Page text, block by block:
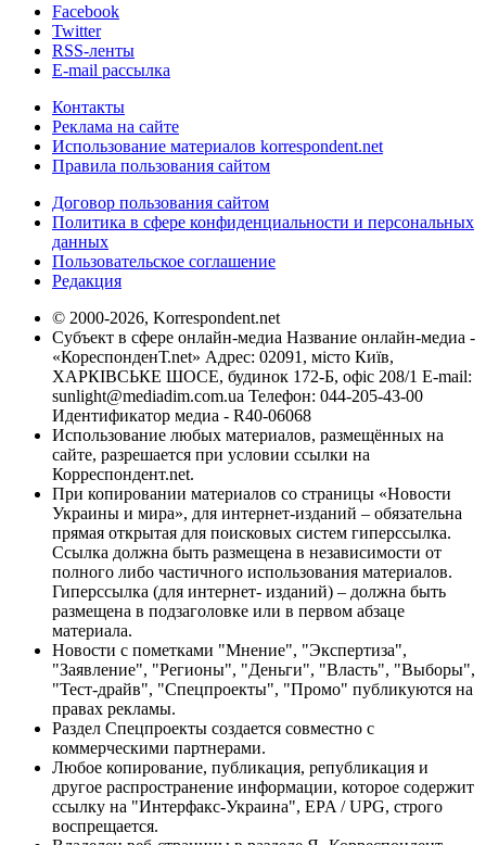
Facebook
Twitter
RSS-ленты
E-mail рассылка
Контакты
Реклама на сайте
Использование материалов korrespondent.net
Правила пользования сайтом
Договор пользования сайтом
Политика в сфере конфиденциальности и персональных
данных
Пользовательское соглашение
Редакция
© 2000-2026, Korrespondent.net
Субъект в сфере онлайн-медиа Название онлайн-медиа -
«КореспонденТ.net» Адрес: 02091, місто Київ,
ХАРКІВСЬКЕ ШОСЕ, будинок 172-Б, офіс 208/1 E-mail:
sunlight@mediadim.com.ua Телефон: 044-205-43-00
Идентификатор медиа - R40-06068
Использование любых материалов, размещённых на
сайте, разрешается при условии ссылки на
Корреспондент.net.
При копировании материалов со страницы «Новости
Украины и мира», для интернет-изданий – обязательна
прямая открытая для поисковых систем гиперссылка.
Ссылка должна быть размещена в независимости от
полного либо частичного использования материалов.
Гиперссылка (для интернет- изданий) – должна быть
размещена в подзаголовке или в первом абзаце
материала.
Новости с пометками "Мнение", "Экспертиза",
"Заявление", "Регионы", "Деньги", "Власть", "Выборы",
"Тест-драйв", "Спецпроекты", "Промо" публикуются на
правах рекламы.
Раздел Спецпроекты создается совместно с
коммерческими партнерами.
Любое копирование, публикация, републикация и
другое распространение информации, которое содержит
ссылку на "Интерфакс-Украина", EPA / UPG, строго
воспрещается.